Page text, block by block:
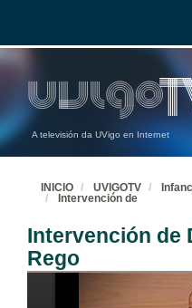
A televisión da UVigo en Internet
INICIO UVIGOTV
Intervención de
Intervención de
Rego